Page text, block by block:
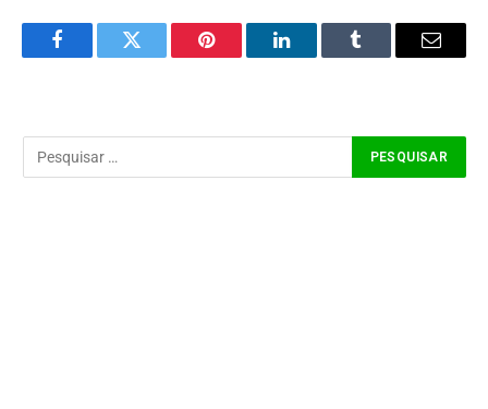
FacebookTwitter Pinterest LinkedInTumblr Email